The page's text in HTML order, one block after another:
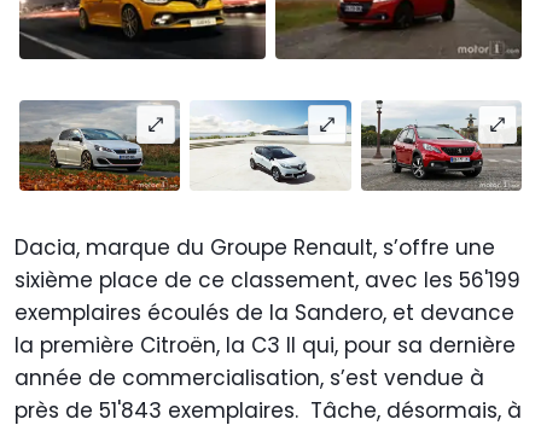
Dacia, marque du Groupe Renault, s’offre une
sixième place de ce classement, avec les 56'199
exemplaires écoulés de la Sandero, et devance
la première Citroën, la C3 II qui, pour sa dernière
année de commercialisation, s’est vendue à
près de 51'843 exemplaires. Tâche, désormais, à